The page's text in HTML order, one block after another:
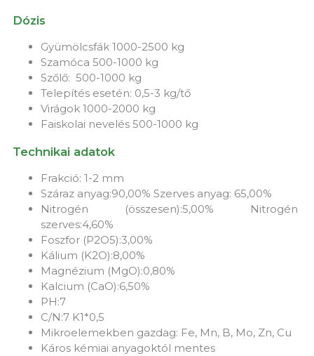
Dózis
Gyümölcsfák 1000-2500 kg
Szamóca 500-1000 kg
Szőlő: 500-1000 kg
Telepítés esetén: 0,5-3 kg/tő
Virágok 1000-2000 kg
Faiskolai nevelés 500-1000 kg
Technikai adatok
Frakció: 1-2 mm
Száraz anyag:90,00% Szerves anyag: 65,00%
Nitrogén (összesen):5,00% Nitrogén
szerves:4,60%
Foszfor (P2O5):3,00%
Kálium (K2O):8,00%
Magnézium (MgO):0,80%
Kalcium (CaO):6,50%
PH:7
C/N:7 K1*0,5
Mikroelemekben gazdag: Fe, Mn, B, Mo, Zn, Cu
Káros kémiai anyagoktól mentes